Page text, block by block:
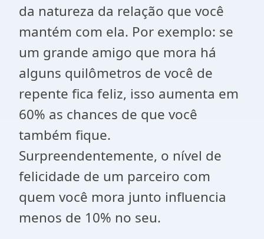
da natureza da relação que você
mantém com ela. Por exemplo: se
um grande amigo que mora há
alguns quilômetros de você de
repente fica feliz, isso aumenta em
60% as chances de que você
também fique.
Surpreendentemente, o nível de
felicidade de um parceiro com
quem você mora junto influencia
menos de 10% no seu.